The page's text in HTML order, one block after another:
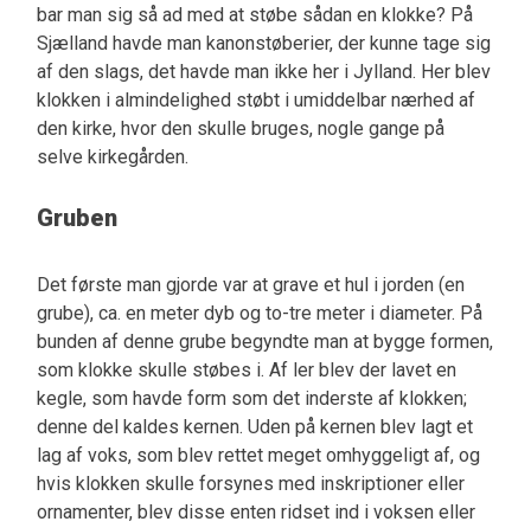
bar man sig så ad med at støbe sådan en klokke? På
Sjælland havde man kanonstøberier, der kunne tage sig
af den slags, det havde man ikke her i Jylland. Her blev
klokken i almindelighed støbt i umiddelbar nærhed af
den kirke, hvor den skulle bruges, nogle gange på
selve kirkegården.
Gruben
Det første man gjorde var at grave et hul i jorden (en
grube), ca. en meter dyb og to-tre meter i diameter. På
bunden af denne grube begyndte man at bygge formen,
som klokke skulle støbes i. Af ler blev der lavet en
kegle, som havde form som det inderste af klokken;
denne del kaldes kernen. Uden på kernen blev lagt et
lag af voks, som blev rettet meget omhyggeligt af, og
hvis klokken skulle forsynes med inskriptioner eller
ornamenter, blev disse enten ridset ind i voksen eller